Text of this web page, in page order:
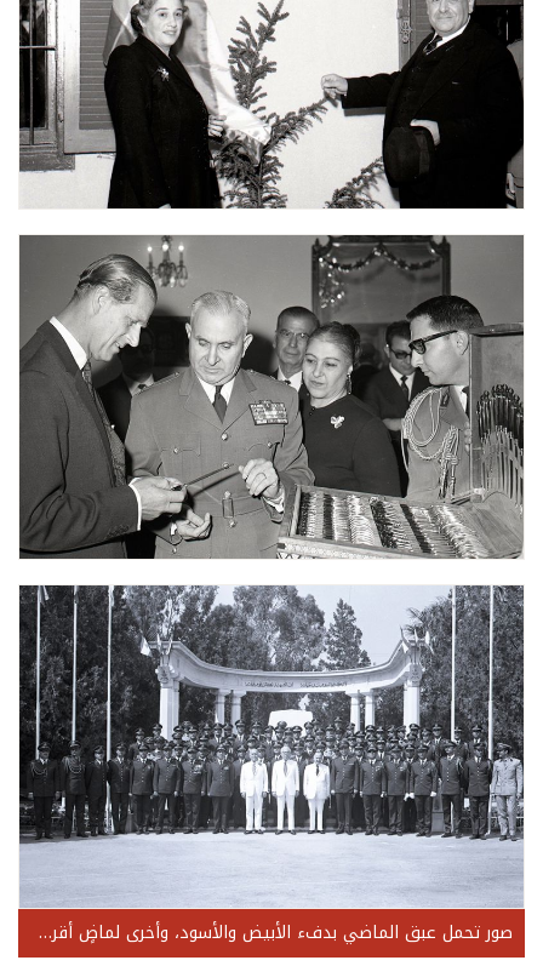
صور تحمل عبق الماضي بدفء الأبيض والأسود، وأخرى لماضٍ أقرب وللحاضر، في لقطات بالألوان تزخر بالحياة المستمدة من نشاطات العسكريين.